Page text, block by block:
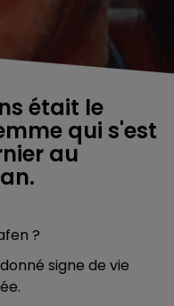
était le
qui s'est
au
?
signe de vie